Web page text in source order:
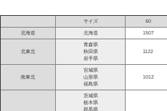
サイズ 60
北海道 北海道 1507
北東北
青森県
秋田県
岩手県
1122
南東北
宮城県
山形県
福島県
1012
茨城県
栃木県
群馬県